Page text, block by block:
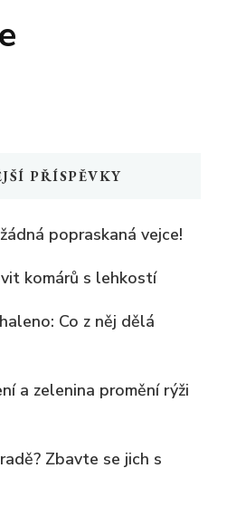
PŘÍSPĚVKY
popraskaná vejce!
komárů s lehkostí
Co z něj dělá
a zelenina promění rýži
Zbavte se jich s